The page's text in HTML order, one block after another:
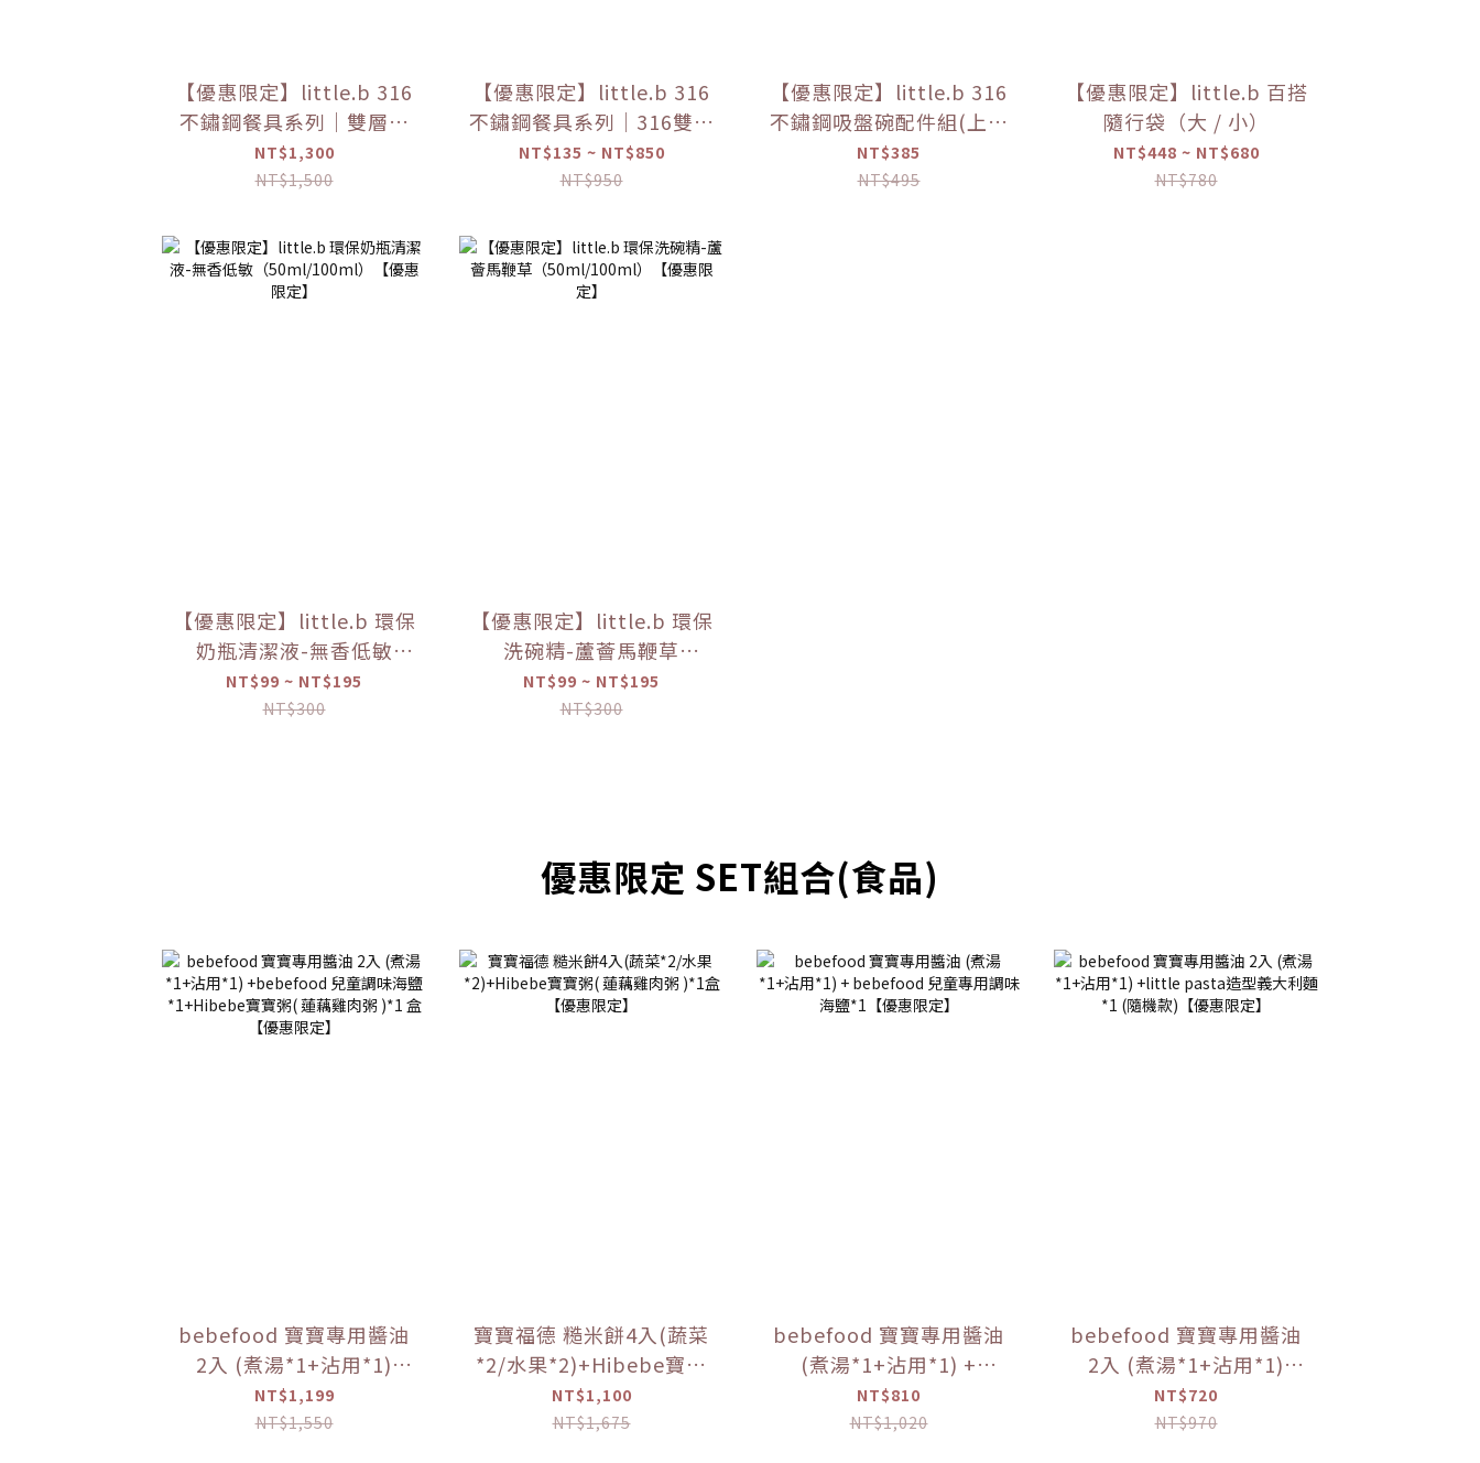
【優惠限定】little.b 316
不鏽鋼餐具系列｜雙層不
鏽鋼寬口麥片吸盤碗 學習
餐具 多色可選
NT$1,300
NT$1,500
【優惠限定】little.b 316
不鏽鋼餐具系列｜316雙層
不鏽鋼三用學飲杯 多色可
選
NT$135 ~ NT$850
NT$950
【優惠限定】little.b 316
不鏽鋼吸盤碗配件組(上蓋
*1+吸盤*1) 【優惠限定】
NT$385
NT$495
【優惠限定】little.b 百搭
隨行袋（大 / 小）
NT$448 ~ NT$680
NT$780
【優惠限定】little.b 環保
奶瓶清潔液-無香低敏
（50ml/100ml）【優惠
限定】
NT$99 ~ NT$195
NT$300
【優惠限定】little.b 環保
洗碗精-蘆薈馬鞭草
（50ml/100ml）【優惠
限定】
NT$99 ~ NT$195
NT$300
優惠限定 SET組合(食品)
bebefood 寶寶專用醬油
2入 (煮湯*1+沾用*1)
+bebefood 兒童調味海鹽
*1+Hibebe寶寶粥( 蓮藕
NT$1,199
NT$1,550
寶寶福德 糙米餅4入(蔬菜
*2/水果*2)+Hibebe寶寶
粥( 蓮藕雞肉粥 )*1盒 【優
惠限定】
NT$1,100
NT$1,675
bebefood 寶寶專用醬油
(煮湯*1+沾用*1) +
bebefood 兒童專用調味
海鹽*1【優惠限定】
NT$810
NT$1,020
bebefood 寶寶專用醬油
2入 (煮湯*1+沾用*1)
+little pasta造型義大利
麵*1 (隨機款)【優惠限
NT$720
NT$970